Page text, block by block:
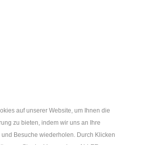
auf unserer Website, um Ihnen die
zu bieten, indem wir uns an Ihre
Besuche wiederholen. Durch Klicken